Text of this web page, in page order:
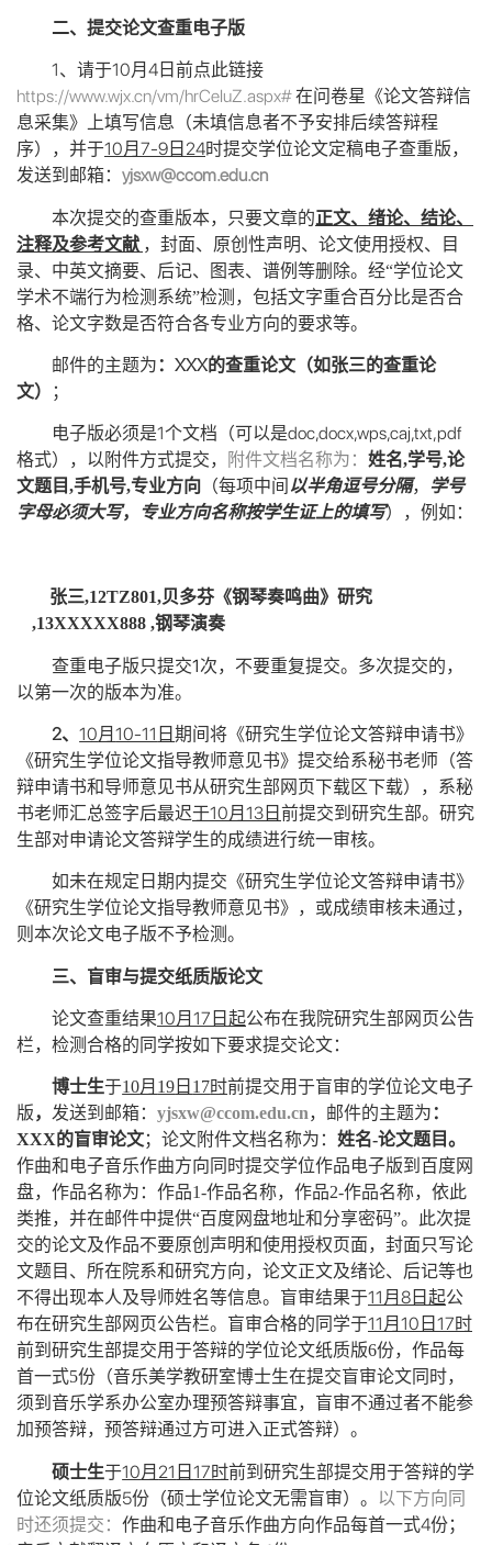
二、提交论文查重电子版
1、请于10月 4 日前点此链接
https://www.wjx.cn/vm/hrCeIuZ.aspx#在问卷星《论文答辩信
息采集》上填写信息（未填信息者不予安排后续答辩程
序），并于10月 7-9 日 24时提交学位论文定稿电子查重版，
发送到邮箱： yjsxw@ccom.edu.cn
本次提交的查重版本，只要文章的正文、绪论、结论、
注释及参考文献 ，封面、原创性声明、论文使用授权、目
录、中英文摘要、后记、图表、谱例等删除。经“学位论文
学术不端行为检测系统”检测，包括文字重合百分比是否合
格、论文字数是否符合各专业方向的要求等。
邮件的主题为 ： XXX的查重论文（如张三的查重论
文）
；
电子版必须是1个文档（可以是doc,docx,wps,caj,txt,pdf
格式），以附件方式提交， 附件文档名称为： 姓名,学号,论
文题目,手机号,专业方向 （每项中间 以半角逗号分隔， 学号
字母必须大写， 专业方向名称按学生证上的填写），例如：
张三,12TZ801,贝多芬《钢琴奏鸣曲》研究
,13XXXXX888 ,钢琴演奏
查重电子版只提交1次，不要重复提交。多次提交的，
以第一次的版本为准。
2、10月10-11 日期间将《研究生学位论文答辩申请书》
《研究生学位论文指导教师意见书》提交给系秘书老师（答
辩申请书和导师意见书从研究生部网页下载区下载），系秘
书老师汇总签字后最迟于10月 13 日 前提交到研究生部。 研究
生部对申请论文答辩学生的成绩进行统一审核。
如未在规定日期内提交《研究生学位论文答辩申请书》
《研究生学位论文指导教师意见书》，或成绩审核未通过，
则本次论文电子版不予检测。
三、盲审与提交纸质版论文
论文查重结果10月 17 日起公布在我院研究生部网页公告
栏，检测合格的同学按如下要求提交论文：
博士生于10月 19 日 17时前提交用于盲审的学位论文电子
版， 发送到邮箱 ： yjsxw@ccom.edu.cn，邮件的主题为 ：
XXX的盲审论文；论文附件文档名称为： 姓名-论文题目。
作曲和电子音乐作曲方向同时提交学位作品电子版到百度网
盘，作品名称为：作品1-作品名称，作品2-作品名称，依此
类推，并在邮件中提供“百度网盘地址和分享密码”。此次提
交的论文及作品不要原创声明和使用授权页面，封面只写论
文题目、所在院系和研究方向，论文正文及绪论、后记等也
不得出现本人及导师姓名等信息。
盲审结果于11月 8 日起公
布在研究生部网页公告栏。盲审合格的同学于11月 10 日 17时
前到研究生部提交用于答辩的学位论文纸质版6份，作品每
首一式5份（音乐美学教研室博士生在提交盲审论文同时，
须到音乐学系办公室办理预答辩事宜，盲审不通过者不能参
加预答辩，预答辩通过方可进入正式答辩）。
硕士生于10月 21 日17时前到研究生部提交用于答辩的学
位论文纸质版5份（硕士学位论文无需盲审）。
以下方向同
时还须提交： 作曲和电子音乐作曲方向作品每首一式4份；